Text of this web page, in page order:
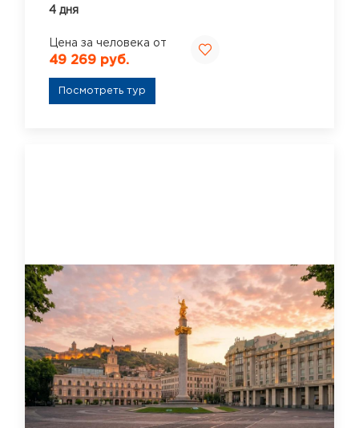
4 дня
Цена за человека от
49 269 руб.
Посмотреть тур